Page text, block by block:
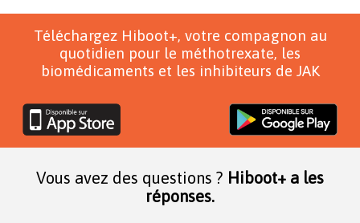
Téléchargez Hiboot+, votre compagnon au
quotidien pour le méthotrexate, les
biomédicaments et les inhibiteurs de JAK
Vous avez des questions ? Hiboot+ a les
réponses.